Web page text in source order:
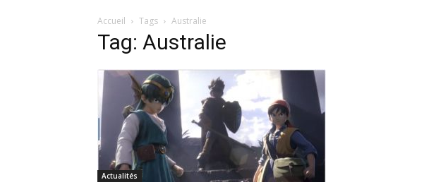
Accueil Tags Australie
Tag: Australie
Actualités